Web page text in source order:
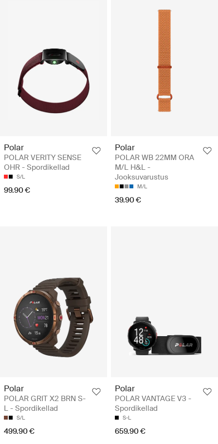
Polar
POLAR VERITY SENSE
OHR - Spordikellad
S/L
99.90 €
Polar
POLAR WB 22MM ORA
M/L H&L -
Jooksuvarustus
M/L
39.90 €
Polar
POLAR GRIT X2 BRN S-
L - Spordikellad
S/L
499.90 €
Polar
POLAR VANTAGE V3 -
Spordikellad
S-L
659.90 €